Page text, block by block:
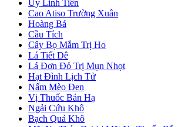
Uy Linh Tiên
Cao Atiso Trường Xuân
Hoàng Bá
Cầu Tích
Cây Bọ Mắm Trị Ho
Lá Tiết Dê
Lá Đơn Đỏ Trị Mụn Nhọt
Hạt Đình Lịch Tử
Nấm Mèo Đen
Vị Thuốc Bán Hạ
Ngải Cứu Khô
Bạch Quả Khô